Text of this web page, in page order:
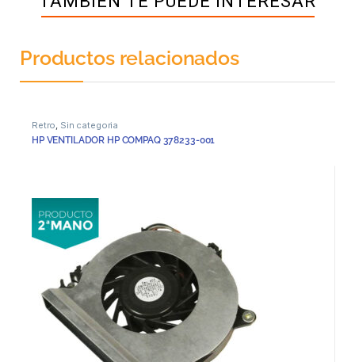
Productos relacionados
Retro, Sin categoria
HP VENTILADOR HP COMPAQ 378233-001